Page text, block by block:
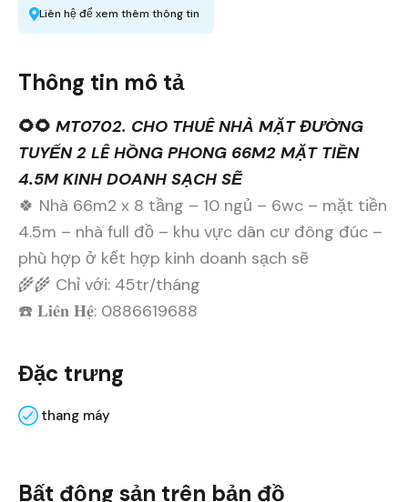
Liên hệ để xem thêm thông tin
Thông tin mô tả
🌻🌻 MT0702. CHO THUÊ NHÀ MẶT ĐƯỜNG
TUYẾN 2 LÊ HỒNG PHONG 66M2 MẶT TIỀN
4.5M KINH DOANH SẠCH SẼ
🍀 Nhà 66m2 x 8 tầng – 10 ngủ – 6wc – mặt tiền
4.5m – nhà full đồ – khu vực dân cư đông đúc –
phù hợp ở kết hợp kinh doanh sạch sẽ
🌾🌾 Chỉ với: 45tr/tháng
☎️ 𝐋𝐢𝐞̂𝐧 𝐇𝐞̣̂: 0886619688
Đặc trưng
thang máy
Bất động sản trên bản đồ